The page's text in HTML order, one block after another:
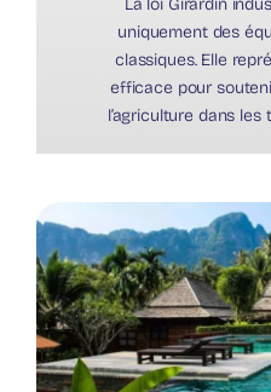
La loi Girardin
uniquement des
classiques. Elle
efficace pour
l’agriculture dans les